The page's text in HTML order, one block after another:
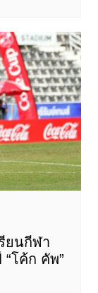
ยนกีฬา
โค้ก คัพ”